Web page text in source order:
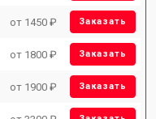
от 1450 ₽ Заказать
от 1800 ₽ Заказать
от 1900 ₽ Заказать